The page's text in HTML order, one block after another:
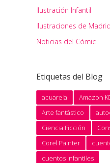
Ilustración Infantil
Ilustraciones de Madrid
Noticias del Cómic
Etiquetas del Blog
acuarela Amazon
Arte fantástico
Ciencia Ficción
Corel Painter
cuentos infantiles